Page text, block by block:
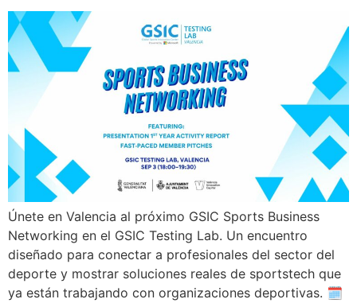
Únete en Valencia al próximo GSIC Sports Business
Networking en el GSIC Testing Lab. Un encuentro
diseñado para conectar a profesionales del sector del
deporte y mostrar soluciones reales de sportstech que
ya están trabajando con organizaciones deportivas. 🗓️